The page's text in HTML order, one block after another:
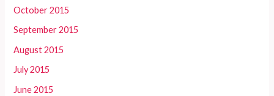
October 2015
September 2015
August 2015
July 2015
June 2015